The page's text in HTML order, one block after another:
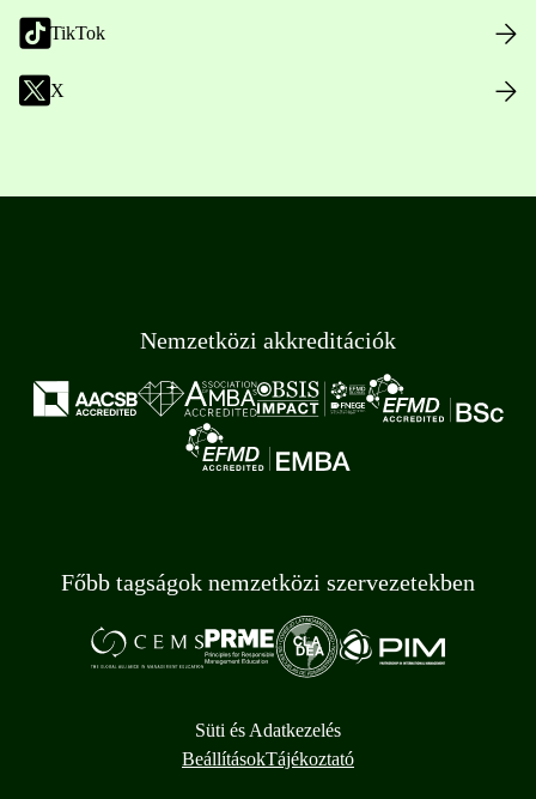
TikTok
X
Nemzetközi akkreditációk
Főbb tagságok nemzetközi szervezetekben
Süti és Adatkezelés
BeállításokTájékoztató